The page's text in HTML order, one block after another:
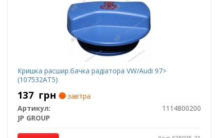
Кришка расшир.бачка радіатора VW/Audi 97>
(107532AT5)
137 грн
завтра
Артикул:
1114800200
JP GROUP